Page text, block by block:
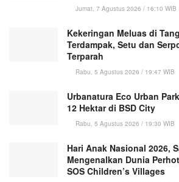
Jumat, 7 Agustus 2026 / 16:10 WIB
Kekeringan Meluas di
Terdampak, Setu dan
Terparah
Rabu, 5 Agustus 2026 / 19:47 WIB
Urbanatura Eco Urban
12 Hektar di BSD City
Rabu, 5 Agustus 2026 / 19:30 WIB
Hari Anak Nasional 2026,
Mengenalkan Dunia
SOS Children’s Villages